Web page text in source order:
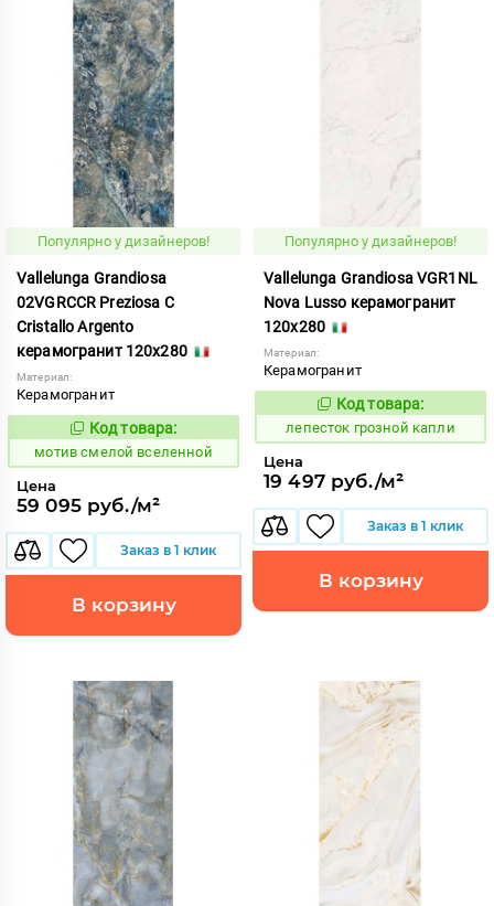
Популярно у дизайнеров!
Vallelunga Grandiosa
02VGRCCR Preziosa C
Cristallo Argento
керамогранит 120x280
Материал:
Керамогранит
1042763
Код товара:
мотив смелой вселенной
Цена
59 095 руб./м²
Заказ в 1 клик
В корзину
Популярно у дизайнеров!
Vallelunga Grandiosa VGR1NL
Nova Lusso керамогранит
120x280
Материал:
Керамогранит
862162
Код товара:
лепесток грозной капли
Цена
19 497 руб./м²
Заказ в 1 клик
В корзину